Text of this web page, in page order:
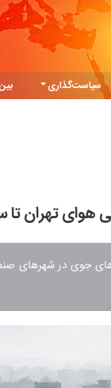
سیاست‌گذاری
هوای تهران تا
جوی در شهرهای